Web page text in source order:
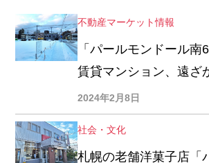
不動産マーケット情報
「パールモンドール南
賃貸マンション、遠ざ
2024年2月8日
社会・文化
札幌の老舗洋菓子店「